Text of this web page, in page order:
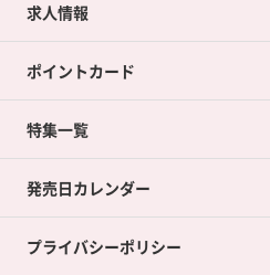
カードラボの買取サービスTOP
店舗買取について
ネット買取について
買取承諾書について
求人情報
ポイントカード
ポイントカードTOP
ポイント交換景品
特集一覧
発売日カレンダー
プライバシーポリシー